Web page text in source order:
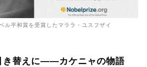
ル平和賞を受賞したマララ・ユスフザイ
き替えに――カケニャの物語